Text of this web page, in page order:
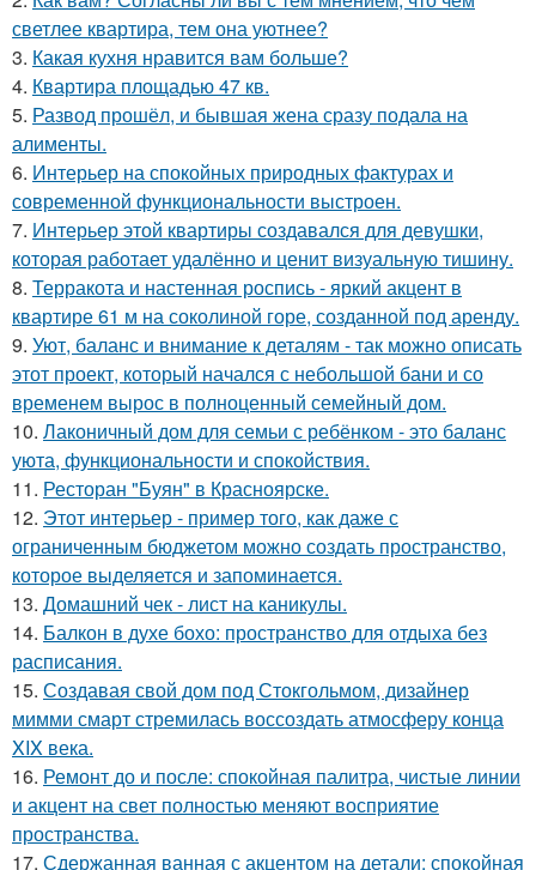
светлее квартира, тем она уютнее?
3. Какая кухня нравится вам больше?
4. Квартира площадью 47 кв.
5. Развод прошёл, и бывшая жена сразу подала на
алименты.
6. Интерьер на спокойных природных фактурах и
современной функциональности выстроен.
7. Интерьер этой квартиры создавался для девушки,
которая работает удалённо и ценит визуальную тишину.
8. Терракота и настенная роспись - яркий акцент в
квартире 61 м на соколиной горе, созданной под аренду.
9. Уют, баланс и внимание к деталям - так можно описать
этот проект, который начался с небольшой бани и со
временем вырос в полноценный семейный дом.
10. Лаконичный дом для семьи с ребёнком - это баланс
уюта, функциональности и спокойствия.
11. Ресторан "Буян" в Красноярске.
12. Этот интерьер - пример того, как даже с
ограниченным бюджетом можно создать пространство,
которое выделяется и запоминается.
13. Домашний чек - лист на каникулы.
14. Балкон в духе бохо: пространство для отдыха без
расписания.
15. Создавая свой дом под Стокгольмом, дизайнер
мимми смарт стремилась воссоздать атмосферу конца
XIX века.
16. Ремонт до и после: спокойная палитра, чистые линии
и акцент на свет полностью меняют восприятие
пространства.
17. Сдержанная ванная с акцентом на детали: спокойная